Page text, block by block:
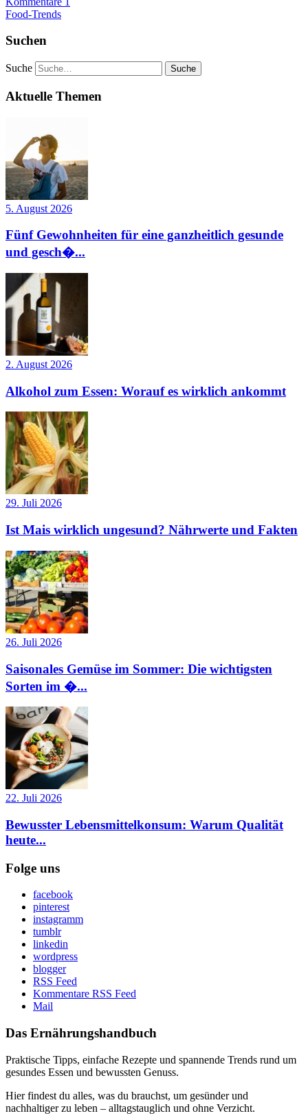
Food-Trends
Suchen
Suche
Aktuelle Themen
5. August 2026
Fünf Gewohnheiten für eine ganzheitlich gesunde
und gesch�...
2. August 2026
Alkohol zum Essen: Worauf es wirklich ankommt
29. Juli 2026
Ist Mais wirklich ungesund? Nährwerte und Fakten
26. Juli 2026
Saisonales Gemüse im Sommer: Die wichtigsten
Sorten im �...
22. Juli 2026
Bewusster Lebensmittelkonsum: Warum Qualität
heute...
Folge uns
facebook
pinterest
instagramm
tumblr
linkedin
wordpress
blogger
RSS Feed
Kommentare RSS Feed
Mail
Das Ernährungshandbuch
Praktische Tipps, einfache Rezepte und spannende Trends rund um
gesundes Essen und bewussten Genuss.
Hier findest du alles, was du brauchst, um gesünder und
nachhaltiger zu leben – alltagstauglich und ohne Verzicht.